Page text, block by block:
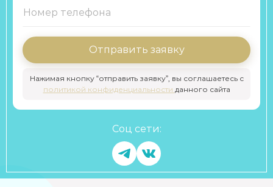
Отправить заявку
Нажимая кнопку “отправить заявку”, вы соглашаетесь с
политикой конфиденциальности данного сайта
Соц сети: